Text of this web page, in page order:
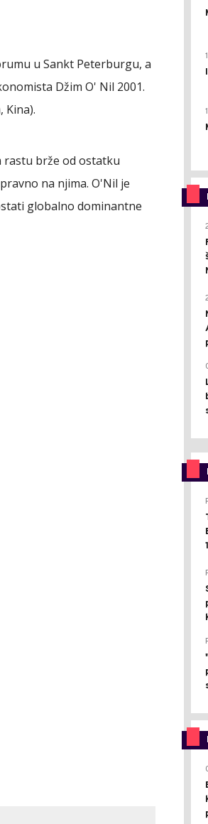
u Sankt Peterburgu, a
Džim O' Nil 2001.
Kina).
rastu brže od ostatku
na njima. O'Nil je
globalno dominantne